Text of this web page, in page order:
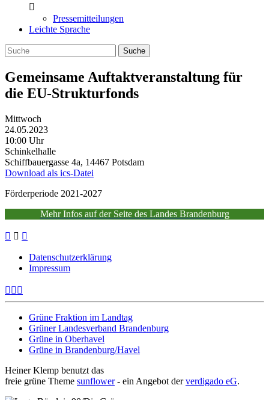
Pressemitteilungen
Leichte Sprache
Gemeinsame Auftaktveranstaltung für
die EU-Strukturfonds
Mittwoch
24.05.2023
10:00 Uhr
Schinkelhalle
Schiffbauergasse 4a, 14467 Potsdam
Download als ics-Datei
Förderperiode 2021-2027
Mehr Infos auf der Seite des Landes Brandenburg
Datenschutzerklärung
Impressum
Grüne Fraktion im Landtag
Grüner Landesverband Brandenburg
Grüne in Oberhavel
Grüne in Brandenburg/Havel
Heiner Klemp benutzt das
freie grüne Theme sunflower‐ ein Angebot derverdigado eG.